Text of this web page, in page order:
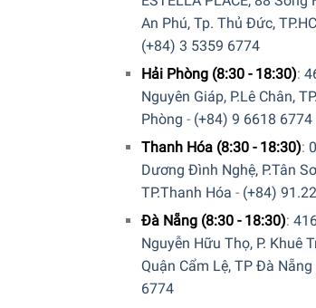
An Phú, Tp. Thủ Đức,
(+84) 3 5359 6774
Hải Phòng (8:30 - 18:30):
Nguyên Giáp, P.Lê Chân,
Phòng - (+84) 9 6618 6774
Thanh Hóa (8:30 - 18:30):
Dương Đình Nghệ, P.Tân
TP.Thanh Hóa - (+84)
Đà Nẵng (8:30 - 18:30):
Nguyễn Hữu Thọ, P. Khuê
Quận Cẩm Lệ, TP Đà Nẵng
6774